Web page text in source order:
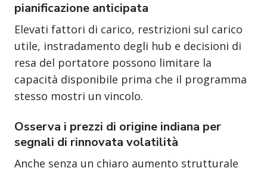
pianificazione anticipata
Elevati fattori di carico, restrizioni sul carico
utile, instradamento degli hub e decisioni di
resa del portatore possono limitare la
capacità disponibile prima che il programma
stesso mostri un vincolo.
Osserva i prezzi di origine indiana per
segnali di rinnovata volatilità
Anche senza un chiaro aumento strutturale